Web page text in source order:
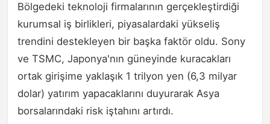
Bölgedeki teknoloji firmalarının gerçekleştirdiği
kurumsal iş birlikleri, piyasalardaki yükseliş
trendini destekleyen bir başka faktör oldu. Sony
ve TSMC, Japonya'nın güneyinde kuracakları
ortak girişime yaklaşık 1 trilyon yen (6,3 milyar
dolar) yatırım yapacaklarını duyurarak Asya
borsalarındaki risk iştahını artırdı.